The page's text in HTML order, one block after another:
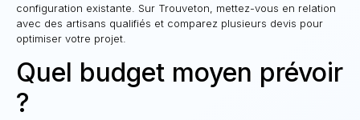
configuration existante. Sur Trouveton, mettez-vous en relation
avec des artisans qualifiés et comparez plusieurs devis pour
optimiser votre projet.
Quel budget moyen prévoir
?